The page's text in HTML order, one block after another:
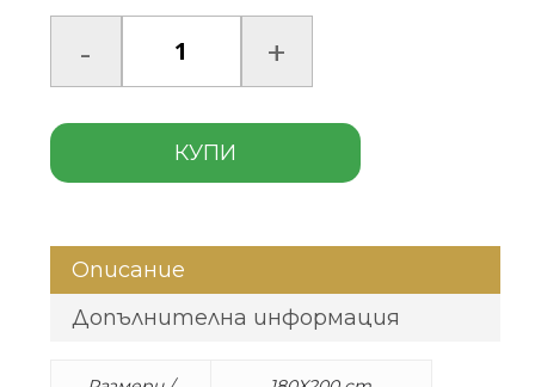
КУПИ
Описание
Допълнителна информация